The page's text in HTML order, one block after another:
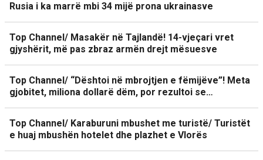
Rusia i ka marrë mbi 34 mijë prona ukrainasve
Top Channel/ Masakër në Tajlandë! 14-vjeçari vret
gjyshërit, më pas zbraz armën drejt mësuesve
Top Channel/ “Dështoi në mbrojtjen e fëmijëve”! Meta
gjobitet, miliona dollarë dëm, por rezultoi se…
Top Channel/ Karaburuni mbushet me turistë/ Turistët
e huaj mbushën hotelet dhe plazhet e Vlorës